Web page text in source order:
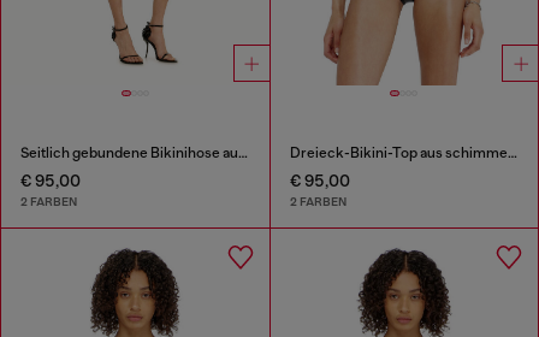
Seitlich gebundene Bikinihose aus schimmerndem Stoff
€ 95,00
2 FARBEN
Dreieck-Bikini-Top aus schimmerndem Stoff
€ 95,00
2 FARBEN